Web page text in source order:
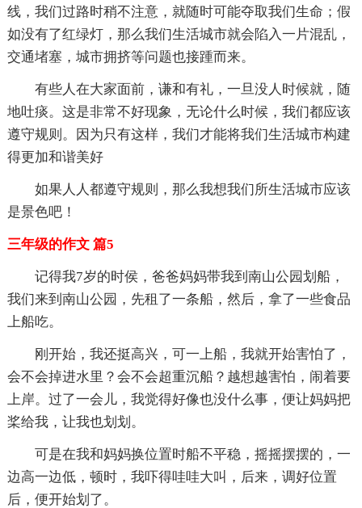
线，我们过路时稍不注意，就随时可能夺取我们生命；假
如没有了红绿灯，那么我们生活城市就会陷入一片混乱，
交通堵塞，城市拥挤等问题也接踵而来。
有些人在大家面前，谦和有礼，一旦没人时候就，随
地吐痰。这是非常不好现象，无论什么时候，我们都应该
遵守规则。因为只有这样，我们才能将我们生活城市构建
得更加和谐美好
如果人人都遵守规则，那么我想我们所生活城市应该
是景色吧！
三年级的作文 篇5
记得我7岁的时侯，爸爸妈妈带我到南山公园划船，
我们来到南山公园，先租了一条船，然后，拿了一些食品
上船吃。
刚开始，我还挺高兴，可一上船，我就开始害怕了，
会不会掉进水里？会不会超重沉船？越想越害怕，闹着要
上岸。过了一会儿，我觉得好像也没什么事，便让妈妈把
桨给我，让我也划划。
可是在我和妈妈换位置时船不平稳，摇摇摆摆的，一
边高一边低，顿时，我吓得哇哇大叫，后来，调好位置
后，便开始划了。